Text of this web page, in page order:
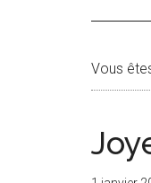
Vous